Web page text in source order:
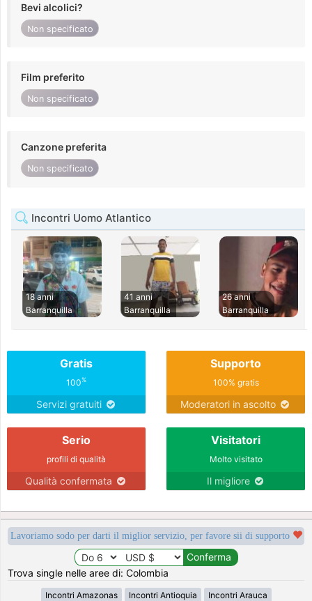
Bevi alcolici?
Non specificato
Film preferito
Non specificato
Canzone preferita
Non specificato
Incontri Uomo Atlantico
18 anni
Barranquilla
41 anni
Barranquilla
26 anni
Barranquilla
Gratis
100%
Servizi gratuiti
Supporto
100% gratis
Moderatori in ascolto
Serio
profili di qualità
Qualità confermata
Visitatori
Molto visitato
Il migliore
Lavoriamo sodo per darti il miglior servizio, per favore sii di supporto
Trova single nelle aree di: Colombia
Incontri Amazonas Incontri Antioquia Incontri Arauca